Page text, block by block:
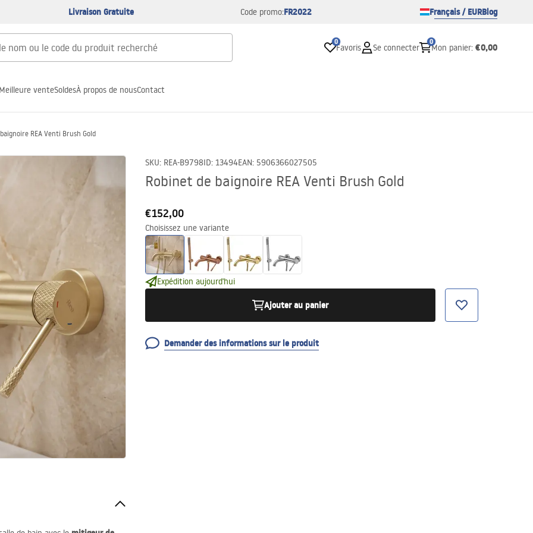
Livraison Gratuite Code promo:FR2022 Français / EURBlog
0
Favoris Se connecter
0
Mon panier: €0,00
Meilleure venteSoldesÀ propos de nousContact
REA Venti Brush Gold
SKU: REA-B9798ID: 13494EAN: 5906366027505
Robinet de baignoire REA Venti Brush Gold
€152,00
Choisissez une variante
Expédition aujourd'hui
Ajouter au panier
Demander des informations sur le produit